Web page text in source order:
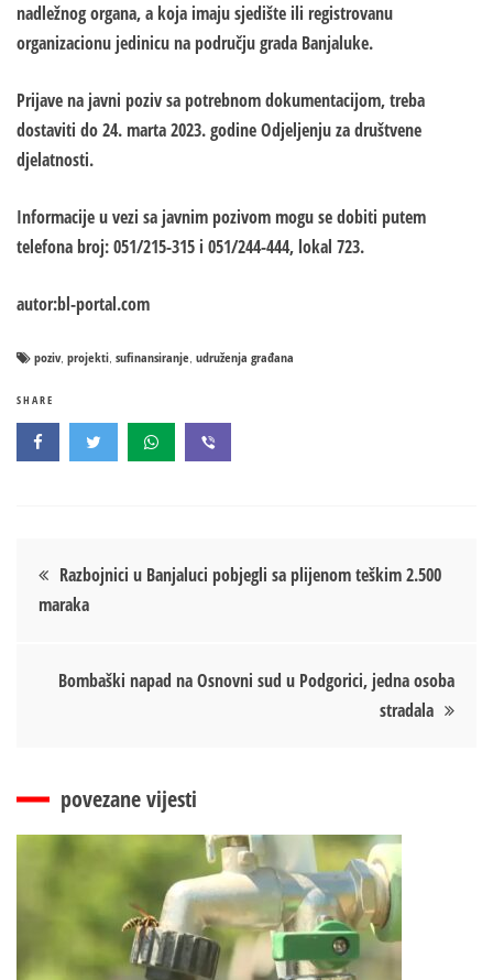
nadležnog organa, a koja imaju sjedište ili registrovanu
organizacionu jedinicu na području grada Banjaluke.
Prijave na javni poziv sa potrebnom dokumentacijom, treba
dostaviti do 24. marta 2023. godine Odjeljenju za društvene
djelatnosti.
Informacije u vezi sa javnim pozivom mogu se dobiti putem
telefona broj: 051/215-315 i 051/244-444, lokal 723.
autor:bl-portal.com
poziv, projekti, sufinansiranje, udruženja građana
SHARE
Кретање
чланка
Razbojnici u Banjaluci pobjegli sa plijenom teškim 2.500
maraka
Bombaški napad na Osnovni sud u Podgorici, jedna osoba
stradala
povezane vijesti